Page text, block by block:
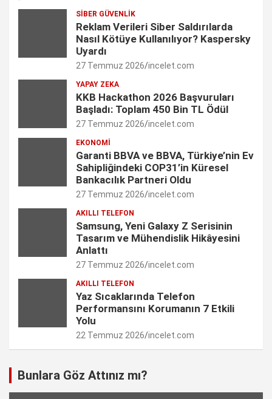
k
e
d
n
t
t
e
r
T
u
b
C
a
n
n
e
l
SIBER GÜVENLIK
Reklam Verileri Siber Saldırılarda
Nasıl Kötüye Kullanılıyor? Kaspersky
Uyardı
27 Temmuz 2026 incelet.com
YAPAY ZEKA
KKB Hackathon 2026 Başvuruları
Başladı: Toplam 450 Bin TL Ödül
27 Temmuz 2026 incelet.com
EKONOMI
Garanti BBVA ve BBVA, Türkiye’nin Ev
Sahipliğindeki COP31’in Küresel
Bankacılık Partneri Oldu
27 Temmuz 2026 incelet.com
AKILLI TELEFON
Samsung, Yeni Galaxy Z Serisinin
Tasarım ve Mühendislik Hikâyesini
Anlattı
27 Temmuz 2026 incelet.com
AKILLI TELEFON
Yaz Sıcaklarında Telefon
Performansını Korumanın 7 Etkili
Yolu
22 Temmuz 2026 incelet.com
Bunlara Göz Attınız mı?